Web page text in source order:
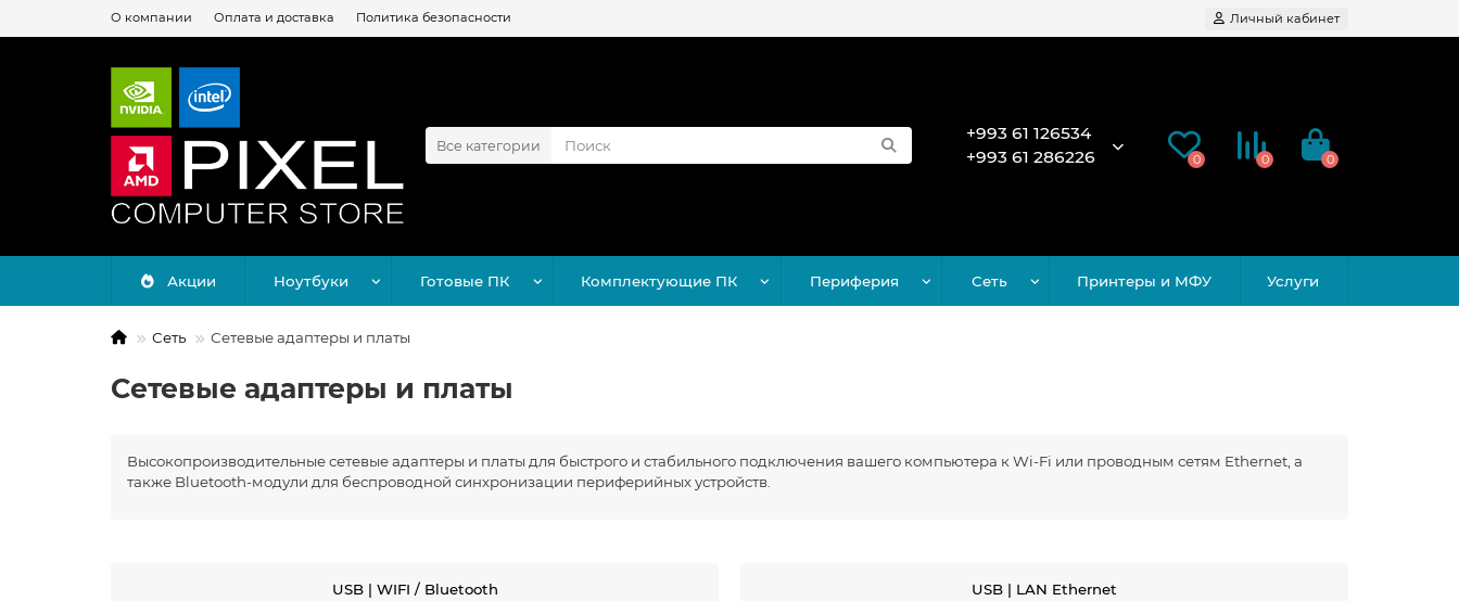
О компании Оплата и доставка Политика безопасности Личный кабинет
Все категории
+993 61 126534
+993 61 286226
0 0 0
Акции Ноутбуки Готовые ПК Комплектующие ПК Периферия Сеть Принтеры и МФУ Услуги
Сеть Сетевые адаптеры и платы
Сетевые адаптеры и платы
Высокопроизводительные сетевые адаптеры и платы для быстрого и стабильного подключения вашего компьютера к Wi-Fi или проводным сетям Ethernet, а
также Bluetooth-модули для беспроводной синхронизации периферийных устройств.
USB | WIFI / Bluetooth USB | LAN Ethernet